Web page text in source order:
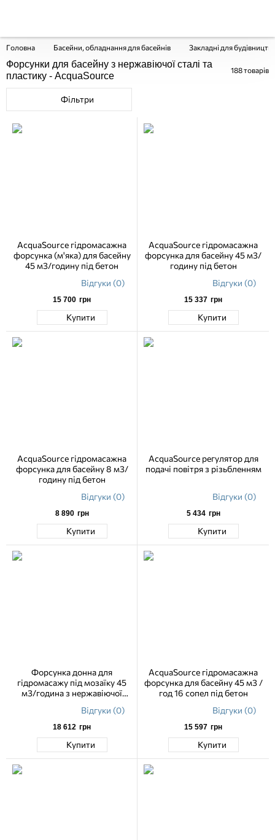
Головна Басейни, обладнання для басейнів Закладні для
Форсунки для басейну з нержавіючої сталі та
пластику - AcquaSource
188товарів
Фільтри
AcquaSource гідромасажна
форсунка (м'яка) для басейну
45 м3/годину під бетон
Відгуки (0)
15 700 грн
Купити
AcquaSource гідромасажна
форсунка для басейну 45 м3/
годину під бетон
Відгуки (0)
15 337 грн
Купити
AcquaSource гідромасажна
форсунка для басейну 8 м3/
годину під бетон
Відгуки (0)
8 890 грн
Купити
AcquaSource регулятор для
подачі повітря з різьбленням
Відгуки (0)
5 434 грн
Купити
Форсунка донна для
гідромасажу під мозаїку 45
м3/година з нержавіючої
Відгуки (0)
18 612 грн
Купити
AcquaSource гідромасажна
форсунка для басейну 45 м3 /
год 16 сопел під бетон
Відгуки (0)
15 597 грн
Купити